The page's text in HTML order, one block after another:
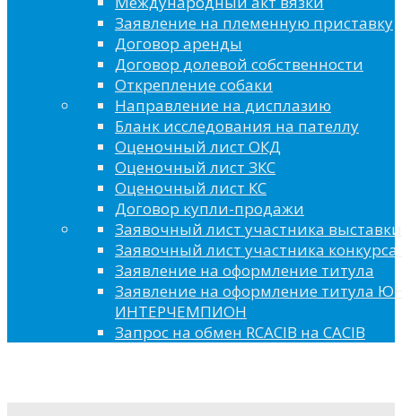
Заявление на племенную приставку
Договор аренды
Договор долевой собственности
Открепление собаки
Направление на дисплазию
Бланк исследования на пателлу
Оценочный лист ОКД
Оценочный лист ЗКС
Оценочный лист КС
Договор купли-продажи
Заявочный лист участника выставки
Заявочный лист участника конкурса
Заявление на оформление титула
Заявление на оформление титула
ИНТЕРЧЕМПИОН
Запрос на обмен RCACIB на CACIB